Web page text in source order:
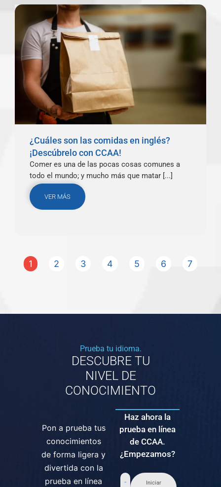
¿Cuáles son las comidas en inglés?
¡Descúbrelo con CCAA!
Comer es una de las pocas cosas comunes a
todo el mundo; y mucho más que matar [...]
VER MÁS
1 2 3 4 5 6 7
Prueba tu idioma.
DESCUBRE TU
NIVEL DE
CONOCIMIENTO
Pon a prueba tus
conocimientos
de forma ligera y
divertida con la
prueba en línea
Haz ahora la
prueba en línea
de CCAA.
¿Empezamos?
Iniciar